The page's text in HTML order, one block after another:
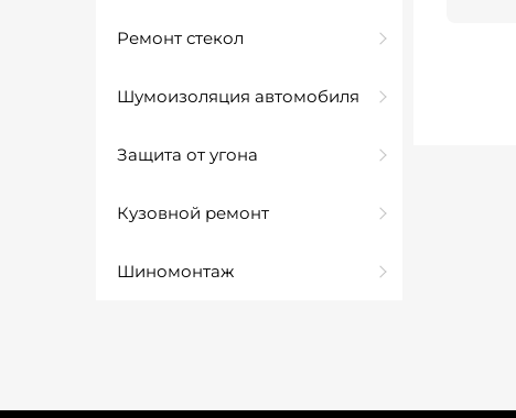
Ремонт стекол
Шумоизоляция автомобиля
Защита от угона
Кузовной ремонт
Шиномонтаж